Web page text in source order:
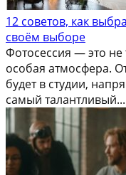
12 советов, как
своём выборе
Фотосессия — это
особая атмосфера.
будет в студии,
самый талантливый...